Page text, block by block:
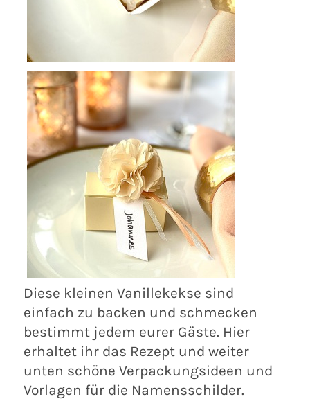
Diese kleinen Vanillekekse sind
einfach zu backen und schmecken
bestimmt jedem eurer Gäste. Hier
erhaltet ihr das Rezept und weiter
unten schöne Verpackungsideen und
Vorlagen für die Namensschilder.